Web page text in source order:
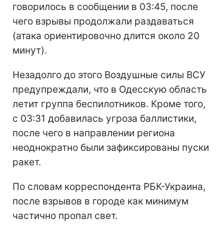
говорилось в сообщении в 03:45, после
чего взрывы продолжали раздаваться
(атака ориентировочно длится около 20
минут).
Незадолго до этого Воздушные силы ВСУ
предупреждали, что в Одесскую область
летит группа беспилотников. Кроме того,
с 03:31 добавилась угроза баллистики,
после чего в направлении региона
неоднократно были зафиксированы пуски
ракет.
По словам корреспондента РБК-Украина,
после взрывов в городе как минимум
частично пропал свет.